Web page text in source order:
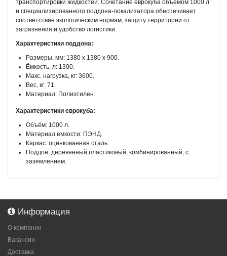
транспортировки жидкостей. Сочетание еврокуба объёмом 1000 л
и специализированного поддона-локализатора обеспечивает
соответствие экологическим нормам, защиту территории от
загрязнения и удобство логистики.
Характеристики поддона:
Размеры, мм: 1380 x 1380 x 900.
Ёмкость, л: 1300.
Макс. нагрузка, кг: 3600.
Вес, кг: 71.
Материал: Полиэтилен.
Характеристики еврокуба:
Объём: 1000 л.
Материал ёмкости: ПЭНД.
Каркас: оцинкованная сталь.
Поддон: деревянный,пластиковый, комбинированный, с
заземлением.
Информация
О компании
Вакансии
Доставка